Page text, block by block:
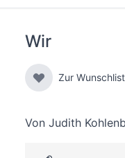
Wir
Zur
Von Judith